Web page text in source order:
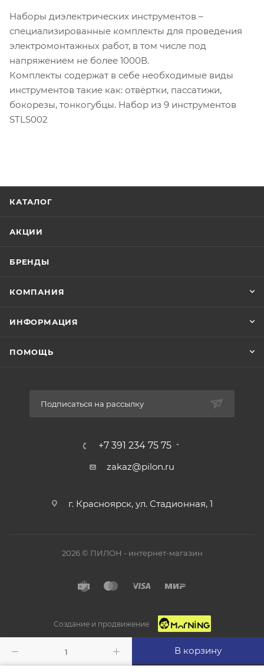
В корзину
Наборы диэлектрических инструментов –
специализированные комплекты для проведения
электромонтажных работ, в том числе под
напряжением не более 1000В.
Комплекты содержат в себе необходимые виды
инструментов такие как: отвёртки, пассатижи,
бокорезы, тонкогубцы. Набор из 9 инструментов
STLS002
КАТАЛОГ
АКЦИИ
БРЕНДЫ
КОМПАНИЯ
ИНФОРМАЦИЯ
ПОМОЩЬ
Подписаться на рассылку
+7 391 234 75 75
zakaz@pilon.ru
г. Красноярск, ул. Стадионная, 1
2026 © ПИЛОН - интернет-магазин
Создание и продвижение